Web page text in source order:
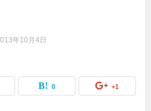
年10月4日
0 +1